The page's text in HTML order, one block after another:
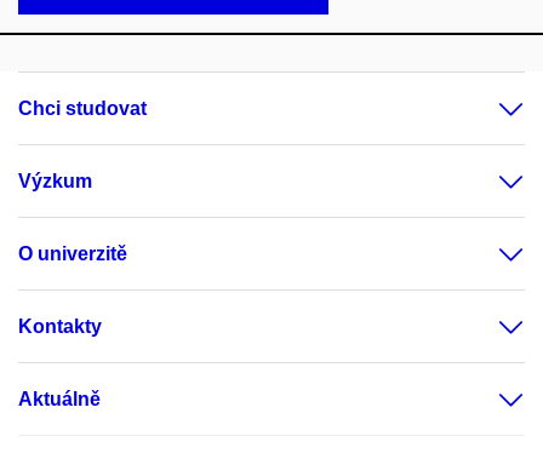
Chci studovat
Výzkum
O univerzitě
Kontakty
Aktuálně